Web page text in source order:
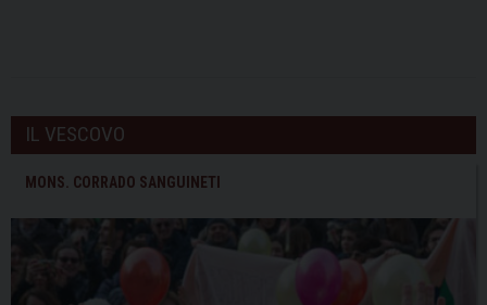
IL VESCOVO
MONS. CORRADO SANGUINETI